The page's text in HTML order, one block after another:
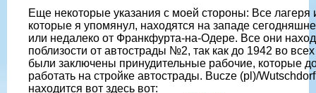
Еще некоторые указания с моей стороны: Все лагеря
которые я упомянул, находятся на западе
или недалеко от Франкфурта-на-Одере. Все они
поблизости от автострады №2, так как до 1942 во всех
были заключены принудительные рабочие, которые
работать на стройке автострады. Bucze (pl)/
находится вот здесь вот: